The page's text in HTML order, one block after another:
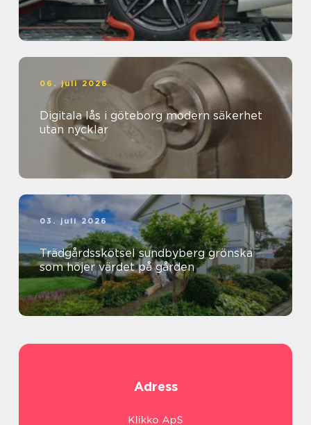
06. juli 2026
Digitala lås i göteborg modern säkerhet
utan nycklar
03. juli 2026
Trädgårdsskötsel sundbyberg grönska
som höjer värdet på gården
Adress